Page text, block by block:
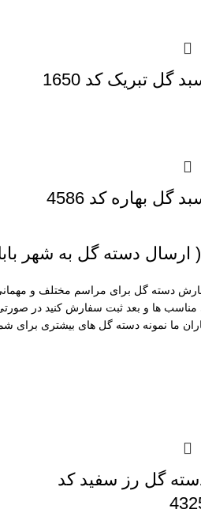
گل تبریک کد 1650
گل بهاره کد 4586
ارسال دسته گل به شهر
سفارش دسته گل برای مراسم مختلف و
مناسب ها و بعد ثبت سفارش کنید در
ما نمونه دسته گل های بیشتری برای
گل رز سفید کد